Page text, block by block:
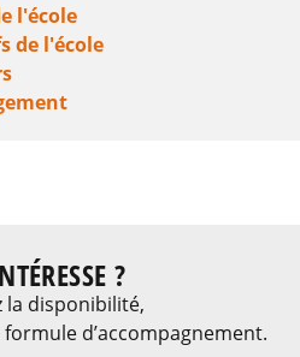
l'école
de l'école
?
la disponibilité,
d’accompagnement.